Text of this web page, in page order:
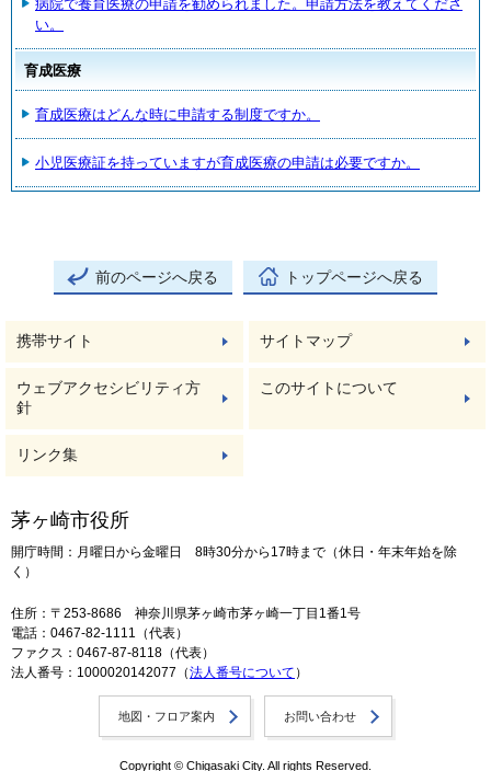
病院で養育医療の申請を勧められました。申請方法を教えてくださ
い。
育成医療
育成医療はどんな時に申請する制度ですか。
小児医療証を持っていますが育成医療の申請は必要ですか。
前のページへ戻る トップページへ戻る
携帯サイト サイトマップ
ウェブアクセシビリティ方
針
このサイトについて
リンク集
茅ヶ崎市役所
開庁時間：月曜日から金曜日 8時30分から17時まで（休日・年末年始を除
く）
住所：〒253-8686 神奈川県茅ヶ崎市茅ヶ崎一丁目1番1号
電話：0467-82-1111（代表）
ファクス：0467-87-8118（代表）
法人番号：1000020142077（法人番号について ）
地図・フロア案内 お問い合わせ
Copyright © Chigasaki City. All rights Reserved.